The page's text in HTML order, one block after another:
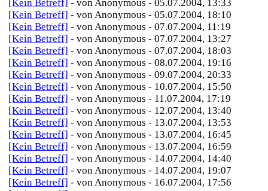
[Kein Betreff] - von Anonymous - 05.07.2004, 13:33
[Kein Betreff] - von Anonymous - 05.07.2004, 18:10
[Kein Betreff] - von Anonymous - 07.07.2004, 11:19
[Kein Betreff] - von Anonymous - 07.07.2004, 13:27
[Kein Betreff] - von Anonymous - 07.07.2004, 18:03
[Kein Betreff] - von Anonymous - 08.07.2004, 19:16
[Kein Betreff] - von Anonymous - 09.07.2004, 20:33
[Kein Betreff] - von Anonymous - 10.07.2004, 15:50
[Kein Betreff] - von Anonymous - 11.07.2004, 17:19
[Kein Betreff] - von Anonymous - 12.07.2004, 13:40
[Kein Betreff] - von Anonymous - 13.07.2004, 13:53
[Kein Betreff] - von Anonymous - 13.07.2004, 16:45
[Kein Betreff] - von Anonymous - 13.07.2004, 16:59
[Kein Betreff] - von Anonymous - 14.07.2004, 14:40
[Kein Betreff] - von Anonymous - 14.07.2004, 19:07
[Kein Betreff] - von Anonymous - 16.07.2004, 17:56